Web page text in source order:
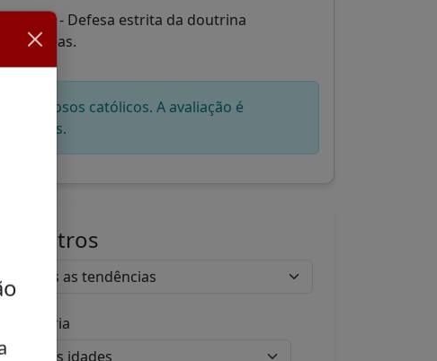
- Defesa estrita da doutrina
as áreas.
religiosos católicos. A avaliação é
Filtros
Faixa etária